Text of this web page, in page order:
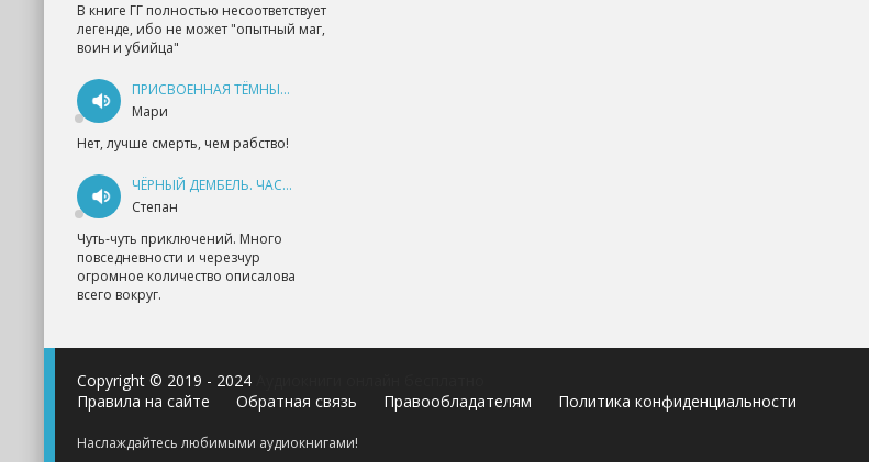
В книге ГГ полностью несоответствует
легенде, ибо не может "опытный маг,
воин и убийца"
ПРИСВОЕННАЯ ТЁМНЫМ. ПРОКЛЯТАЯ ЛЮБОВЬ - АННА ГЕРР
Мари
Нет, лучше смерть, чем рабство!
ЧЁРНЫЙ ДЕМБЕЛЬ. ЧАСТЬ 1 - АНДРЕЙ ФЕДИН
Степан
Чуть-чуть приключений. Много
повседневности и черезчур
огромное количество описалова
всего вокруг.
Copyright © 2019 - 2024
Правила на сайте
Обратная связь Правообладателям Политика конфиденциальности
Наслаждайтесь любимыми аудиокнигами!